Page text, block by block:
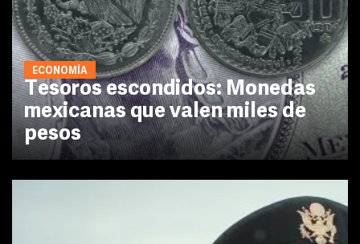
ECONOMÍA
Tesoros escondidos: Monedas
mexicanas que valen miles de
pesos